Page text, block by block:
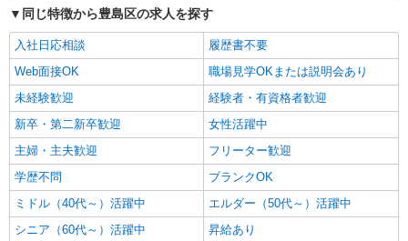
キープ 詳細を見る
派遣社員
株式会社kotrio /●SW-H1-2069697
新大塚駅＊年齢不問◎未経験から安定した業界
時給1650円〜2312円 ＜日払い有/週払い有/交
通費全支給(ガソリン代含む)＞
豊島区
キープ
同じ特徴から豊島区の求人を探す
入社日応相談
履歴書不要
Web面接OK
職場見学OKまたは説明会あり
未経験歓迎
経験者・有資格者歓迎
新卒・第二新卒歓迎
女性活躍中
主婦・主夫歓迎
フリーター歓迎
学歴不問
ブランクOK
ミドル（40代～）活躍中
エルダー（50代～）活躍中
シニア（60代～）活躍中
昇給あり